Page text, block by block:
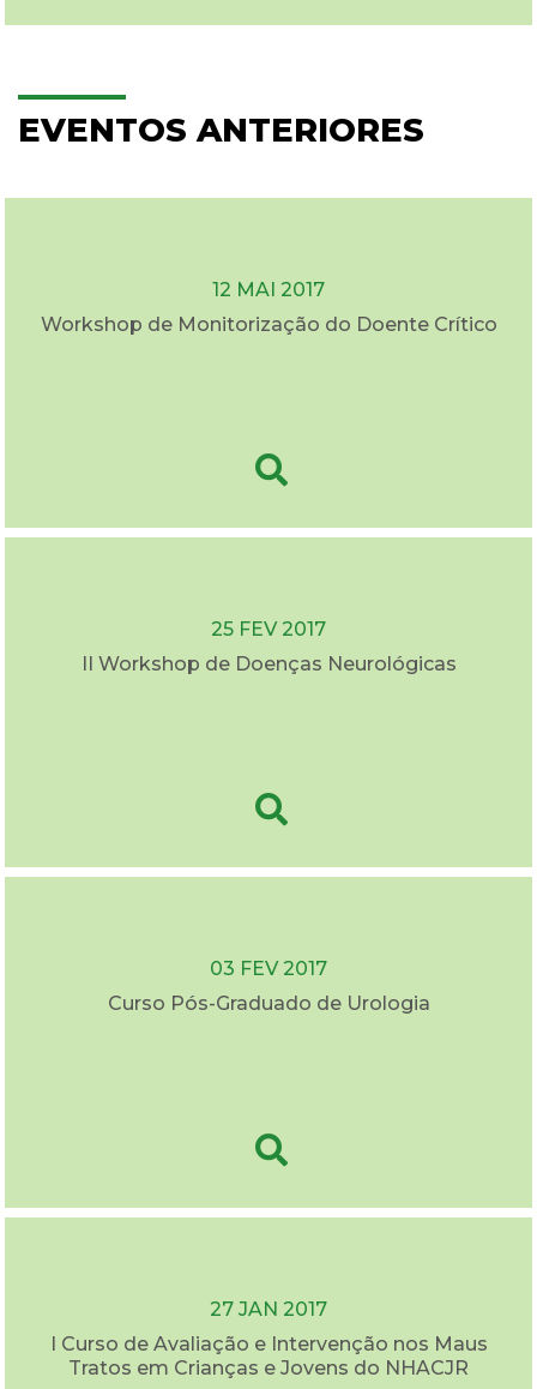
EVENTOS ANTERIORES
12 MAI 2017
Workshop de Monitorização do Doente Crítico
25 FEV 2017
II Workshop de Doenças Neurológicas
03 FEV 2017
Curso Pós-Graduado de Urologia
27 JAN 2017
I Curso de Avaliação e Intervenção nos Maus
Tratos em Crianças e Jovens do NHACJR